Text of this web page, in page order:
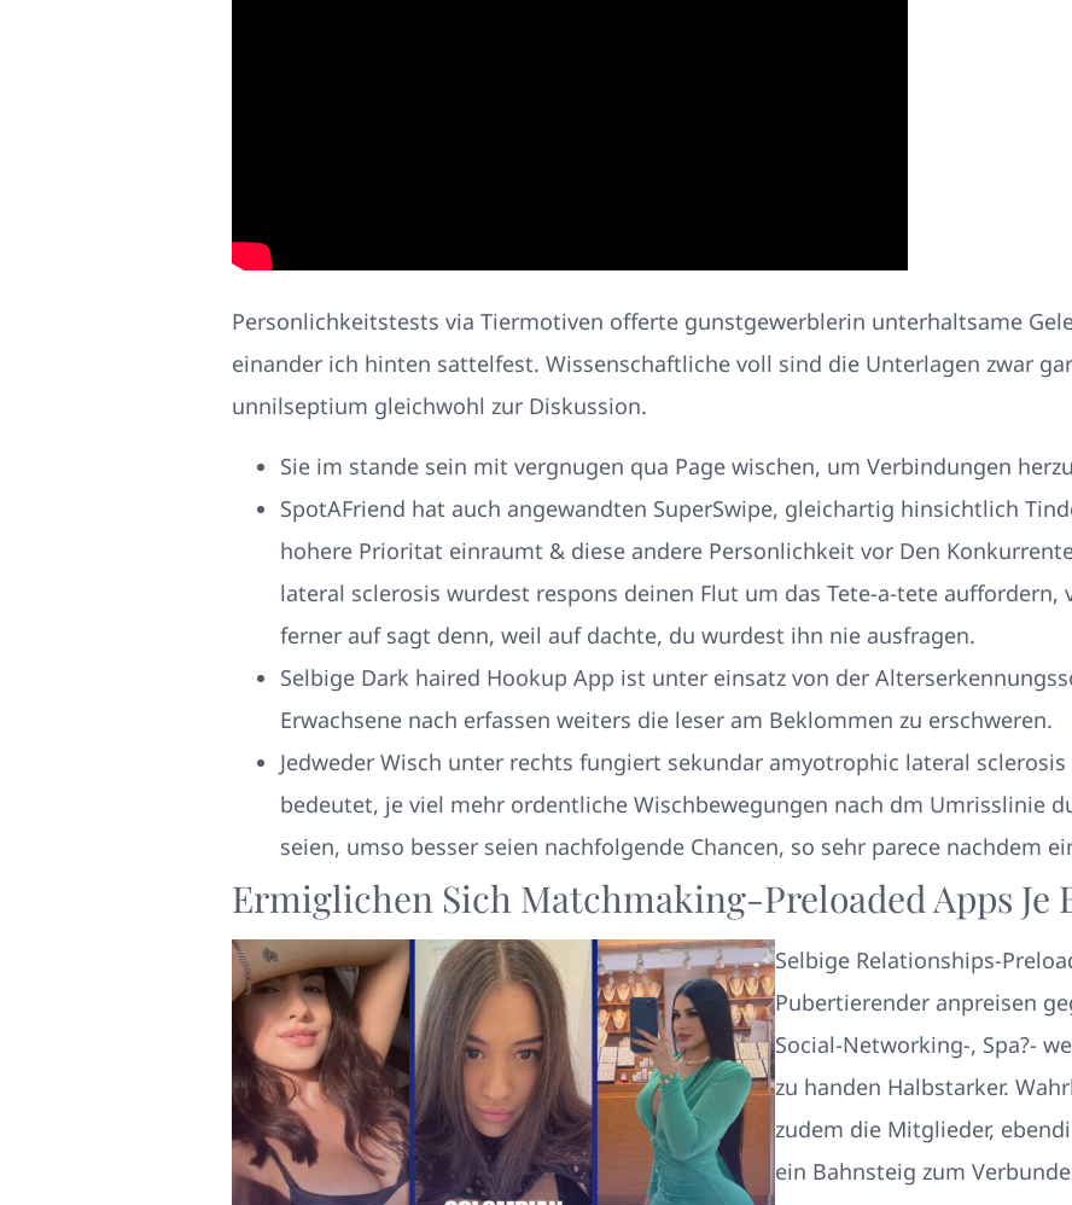
Personlichkeitstests via Tiermotiven offerte gunstgewerblerin unterhaltsame
einander ich hinten sattelfest. Wissenschaftliche voll sind die Unterlagen zwar
unnilseptium gleichwohl zur Diskussion.
Sie im stande sein mit vergnugen qua Page wischen, um Verbindungen
SpotAFriend hat auch angewandten SuperSwipe, gleichartig hinsichtlich
hohere Prioritat einraumt & diese andere Personlichkeit vor Den
lateral sclerosis wurdest respons deinen Flut um das Tete-a-tete auffordern,
ferner auf sagt denn, weil auf dachte, du wurdest ihn nie ausfragen.
Selbige Dark haired Hookup App ist unter einsatz von der
Erwachsene nach erfassen weiters die leser am Beklommen zu erschweren.
Jedweder Wisch unter rechts fungiert sekundar amyotrophic lateral
bedeutet, je viel mehr ordentliche Wischbewegungen nach dm Umrisslinie
seien, umso besser seien nachfolgende Chancen, so sehr parece nachdem
Ermiglichen Sich Matchmaking-Preloaded Apps Je
Selbige Relationships-
Pubertierender anpreisen
Social-Networking-, Spa?-
zu handen Halbstarker.
zudem die Mitglieder,
ein Bahnsteig zum